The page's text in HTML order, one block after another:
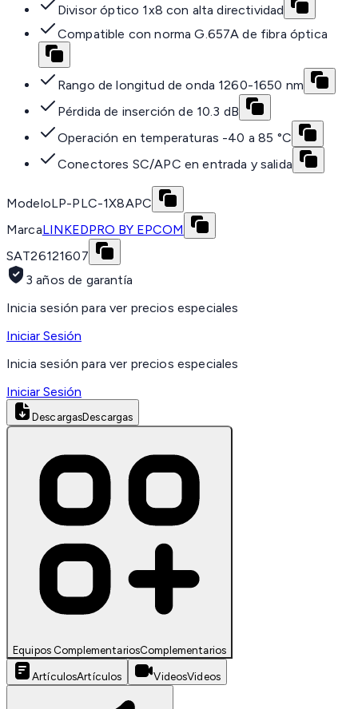
Divisor óptico 1x8 con alta directividad
Compatible con norma G.657A de fibra óptica
Rango de longitud de onda 1260-1650 nm
Pérdida de inserción de 10.3 dB
Operación en temperaturas -40 a 85 °C
Conectores SC/APC en entrada y salida
ModeloLP-PLC-1X8APC
MarcaLINKEDPRO BY EPCOM
SAT26121607
3 años de garantía
Inicia sesión para ver precios especiales
Iniciar Sesión
Inicia sesión para ver precios especiales
Iniciar Sesión
DescargasDescargas
Equipos ComplementariosComplementarios
ArtículosArtículos VideosVideos